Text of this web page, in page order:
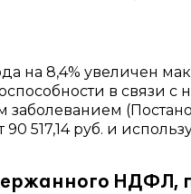
на 8,4% увеличен
в связи с
90 517,14 руб. и
НДФЛ,